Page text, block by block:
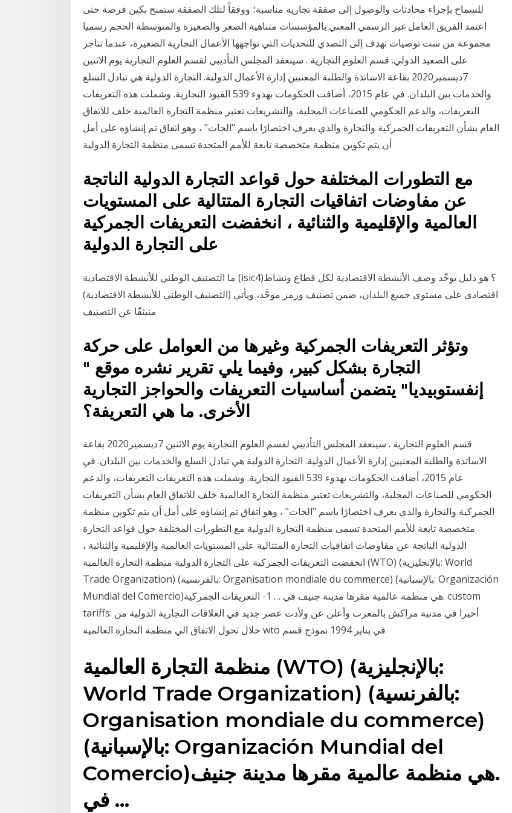
للسماح بإجراء محادثات والوصول إلى صفقة تجارية مناسبة؛ ووفقاً لتلك الصفقة ستمنح بكين فرصة حتى
اعتمد الفريق العامل غير الرسمي المعني بالمؤسسات متناهية الصغر والصغيرة والمتوسطة الحجم رسميا
مجموعة من ست توصيات تهدف إلى التصدي للتحديات التي تواجهها الأعمال التجارية الصغيرة، عندما تتاجر
على الصعيد الدولي. قسم العلوم التجارية . سينعقد المجلس التأديبي لقسم العلوم التجارية يوم الاثنين
7ديسمير2020 بقاعة الاساتذة والطلبة المعنيين إدارة الأعمال الدولية. التجارة الدولية هي تبادل السلع
والخدمات بين البلدان. في عام 2015، أضافت الحكومات بهدوء 539 القيود التجارية. وشملت هذه التعريفات
التعريفات، والدعم الحكومي للصناعات المحلية، والتشريعات تعتبر منظمة التجارة العالمية خلف للاتفاق
العام بشأن التعريفات الجمركية والتجارة والذي يعرف اختصارًا باسم "الجات" ، وهو اتفاق تم إنشاؤه على أمل
أن يتم تكوين منظمة متخصصة تابعة للأمم المتحدة تسمى منظمة التجارة الدولية
مع التطورات المختلفة حول قواعد التجارة الدولية الناتجة
عن مفاوضات اتفاقيات التجارة المتتالية على المستويات
العالمية والإقليمية والثنائية ، انخفضت التعريفات الجمركية
على التجارة الدولية
ما التصنيف الوطني للأنشطة الاقتصادية (isic4)؟ هو دليل يوحِّد وصف الأنشطة الاقتصادية لكل قطاع ونشاط
اقتصادي على مستوى جميع البلدان، ضمن تصنيف ورمز موحَّد، ويأتي (التصنيف الوطني للأنشطة الاقتصادية)
منبثقًا عن التصنيف
وتؤثر التعريفات الجمركية وغيرها من العوامل على حركة
التجارة بشكل كبير، وفيما يلي تقرير نشره موقع "
إنفستوبيديا" يتضمن أساسيات التعريفات والحواجز التجارية
الأخرى. ما هي التعريفة؟
قسم العلوم التجارية . سينعقد المجلس التأديبي لقسم العلوم التجارية يوم الاثنين 7ديسمير2020 بقاعة
الاساتذة والطلبة المعنيين إدارة الأعمال الدولية. التجارة الدولية هي تبادل السلع والخدمات بين البلدان. في
عام 2015، أضافت الحكومات بهدوء 539 القيود التجارية. وشملت هذه التعريفات التعريفات، والدعم
الحكومي للصناعات المحلية، والتشريعات تعتبر منظمة التجارة العالمية خلف للاتفاق العام بشأن التعريفات
الجمركية والتجارة والذي يعرف اختصارًا باسم "الجات" ، وهو اتفاق تم إنشاؤه على أمل أن يتم تكوين منظمة
متخصصة تابعة للأمم المتحدة تسمى منظمة التجارة الدولية مع التطورات المختلفة حول قواعد التجارة
الدولية الناتجة عن مفاوضات اتفاقيات التجارة المتتالية على المستويات العالمية والإقليمية والثنائية ،
انخفضت التعريفات الجمركية على التجارة الدولية منظمة التجارة العالمية (WTO) (بالإنجليزية: World
Trade Organization)‏ (بالفرنسية: Organisation mondiale du commerce)‏ (بالإسبانية: Organización
Mundial del Comercio)‏.هي منظمة عالمية مقرها مدينة جنيف في … 1- التعريفات الجمركية custom
tariffs: أخيرا في مدنية مراكش بالمغرب وأعلن عن ولأدت عصر جديد في العلاقات التجارية الدولية من
خلال تحول الاتفاق الي منظمة التجارة العالمية wto في يناير 1994 نموذج قسم
منظمة التجارة العالمية (WTO) (بالإنجليزية:
World Trade Organization)‏ (بالفرنسية:
Organisation mondiale du commerce)‏
(بالإسبانية: Organización Mundial del
Comercio)‏.هي منظمة عالمية مقرها مدينة جنيف
في …